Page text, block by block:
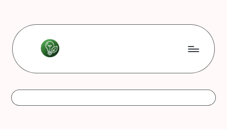
content
L
e
s
astuces